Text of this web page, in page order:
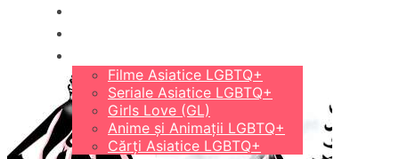
Filme Asiatice LGBTQ+
Seriale Asiatice LGBTQ+
Girls Love (GL)
Anime și Animații LGBTQ+
Cărți Asiatice LGBTQ+